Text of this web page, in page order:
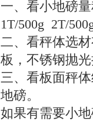
一、看小地磅
1T/500g 2T/
二、看秤体选
板，不锈钢抛
三、看板面秤
地磅。
如果有需要小